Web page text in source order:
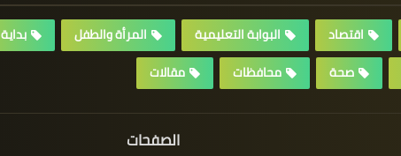
اقتصاد البوابة التعليمية المرأة والطفل بداية tv
صحة محافظات مقالات
الصفحات